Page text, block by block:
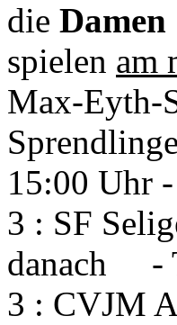
die Damen
spielen am
Max-Eyth-
15:00 Uhr
3 : SF
danach -
3 : CVJM